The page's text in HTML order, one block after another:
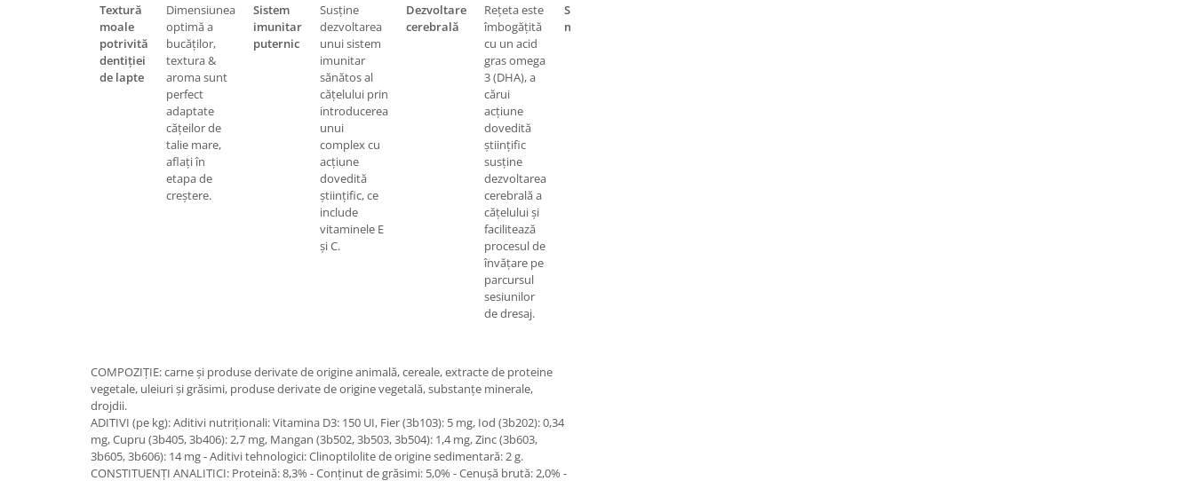
Textură
moale
potrivită
dentiției
de lapte
Dimensiunea
optimă a
bucăților,
textura &
aroma sunt
perfect
adaptate
cățeilor de
talie mare,
aflați în
etapa de
creștere.
Sistem
imunitar
puternic
Susține
dezvoltarea
unui sistem
imunitar
sănătos al
cățelului prin
introducerea
unui
complex cu
acțiune
dovedită
științific, ce
include
vitaminele E
și C.
Dezvoltare
cerebrală
Rețeta este
îmbogățită
cu un acid
gras omega
3 (DHA), a
cărui
acțiune
dovedită
științific
susține
dezvoltarea
cerebrală a
cățelului și
facilitează
procesul de
învățare pe
parcursul
sesiunilor
de dresaj.
Susține
microbiomul
COMPOZIŢIE: carne şi produse derivate de origine animală, cereale, extracte de proteine
vegetale, uleiuri şi grăsimi, produse derivate de origine vegetală, substanţe minerale,
drojdii.
ADITIVI (pe kg): Aditivi nutriţionali: Vitamina D3: 150 UI, Fier (3b103): 5 mg, Iod (3b202): 0,34
mg, Cupru (3b405, 3b406): 2,7 mg, Mangan (3b502, 3b503, 3b504): 1,4 mg, Zinc (3b603,
3b605, 3b606): 14 mg - Aditivi tehnologici: Clinoptilolite de origine sedimentară: 2 g.
CONSTITUENŢI ANALITICI: Proteină: 8,3% - Conţinut de grăsimi: 5,0% - Cenuşă brută: 2,0% -